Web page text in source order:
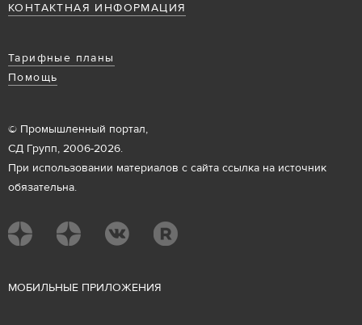
КОНТАКТНАЯ ИНФОРМАЦИЯ
Тарифные планы
Помощь
© Промышленный портал,
СД Групп, 2006-2026.
При использовании материалов с сайта ссылка на источник
обязательна.
МОБИЛЬНЫЕ ПРИЛОЖЕНИЯ